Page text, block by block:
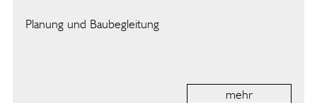
Planung und Baubegleitung
mehr